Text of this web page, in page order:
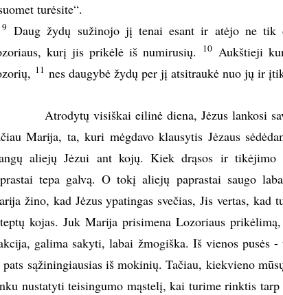
turėsite“.
9 Daug žydų sužinojo jį tenai esant ir atėjo ne tik
kurį jis prikėlė iš numirusių.
10 Aukštieji
11 nes daugybė žydų per jį atsitraukė nuo jų ir
visiškai eilinė diena, Jėzus lankosi savo
Marija, ta, kuri mėgdavo klausytis Jėzaus
aliejų Jėzui ant kojų. Kiek drąsos ir tikėjimo
tepa galvą. O tokį aliejų paprastai saugo
žino, kad Jėzus ypatingas svečias, Jis vertas, kad
kojas. Juk Marija prisimena Lozoriaus
galima sakyti, labai žmogiška. Iš vienos pusės
pats sąžiningiausias iš mokinių. Tačiau, kiekvieno
nustatyti teisingumo mąstelį, kai turime rinktis